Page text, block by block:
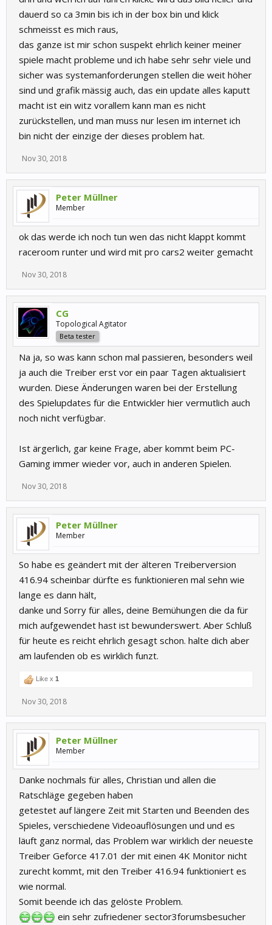
dauerd so ca 3min bis ich in der box bin und klick
schmeisst es mich raus,
das ganze ist mir schon suspekt ehrlich keiner meiner
spiele macht probleme und ich habe sehr sehr viele und
sicher was systemanforderungen stellen die weit höher
sind und grafik mässig auch, das ein update alles kaputt
macht ist ein witz vorallem kann man es nicht
zurückstellen, und man muss nur lesen im internet ich
bin nicht der einzige der dieses problem hat.
Nov 30, 2018
Peter Müllner
Member
ok das werde ich noch tun wen das nicht klappt kommt
raceroom runter und wird mit pro cars2 weiter gemacht
Nov 30, 2018
CG
Topological Agitator
Beta tester
Na ja, so was kann schon mal passieren, besonders weil
ja auch die Treiber erst vor ein paar Tagen aktualisiert
wurden. Diese Änderungen waren bei der Erstellung
des Spielupdates für die Entwickler hier vermutlich auch
noch nicht verfügbar.
Ist ärgerlich, gar keine Frage, aber kommt beim PC-
Gaming immer wieder vor, auch in anderen Spielen.
Nov 30, 2018
Peter Müllner
Member
So habe es geändert mit der älteren Treiberversion
416.94 scheinbar dürfte es funktionieren mal sehn wie
lange es dann hält,
danke und Sorry für alles, deine Bemühungen die da für
mich aufgewendet hast ist bewunderswert. Aber Schluß
für heute es reicht ehrlich gesagt schon. halte dich aber
am laufenden ob es wirklich funzt.
Like x 1
Nov 30, 2018
Peter Müllner
Member
Danke nochmals für alles, Christian und allen die
Ratschläge gegeben haben
getestet auf längere Zeit mit Starten und Beenden des
Spieles, verschiedene Videoauflösungen und und es
läuft ganz normal, das Problem war wirklich der neueste
Treiber Geforce 417.01 der mit einen 4K Monitor nicht
zurecht kommt, mit den Treiber 416.94 funktioniert es
wie normal.
Somit beende ich das gelöste Problem.
ein sehr zufriedener sector3forumsbesucher